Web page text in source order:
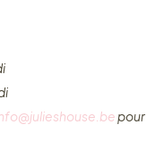
pour